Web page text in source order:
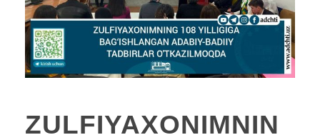
ZULFIYAXONIMNIN